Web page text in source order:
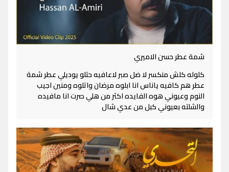
شمة عطر حسن الاميري
كلوله كلش منكسر لا ضل صبر لاعافيه حتلو يوديلي عطر شمة
عطر هم كافيه ياناس انا ابلوه مرضان واتلوه ومنين اجيب
النوم وعيوني هوه الفايده اكثر من هلي صرت انا مافيده
والشلته بعيوني كبل من عدي شال